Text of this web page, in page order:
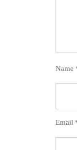
Name
Email